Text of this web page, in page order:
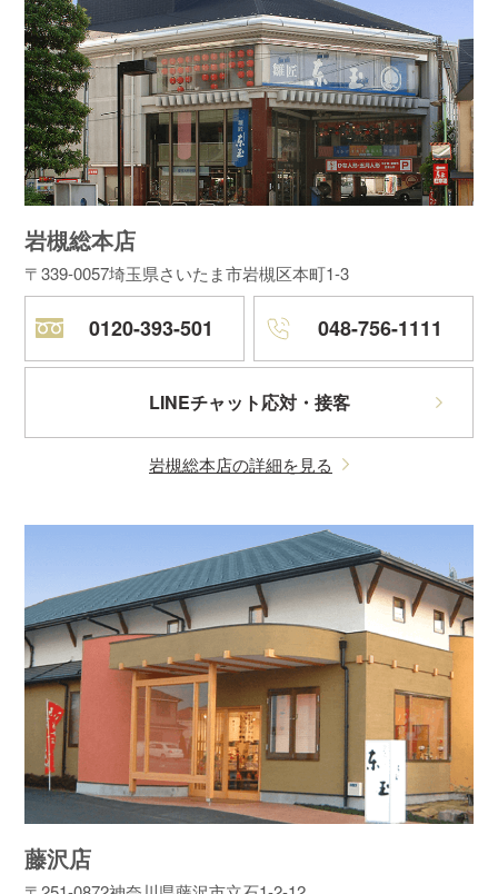
岩槻総本店
〒339-0057埼玉県さいたま市岩槻区本町1-3
0120-393-501 048-756-1111
LINEチャット応対・接客
岩槻総本店の詳細を見る
藤沢店